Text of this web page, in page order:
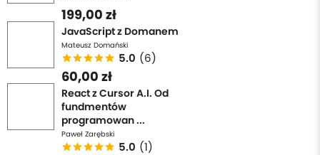
199,00 zł
JavaScript z Domanem
Mateusz Domański
5.0 (6)
60,00 zł
React z Cursor A.I. Od
fundmentów
programowan ...
Paweł Zarębski
5.0 (1)